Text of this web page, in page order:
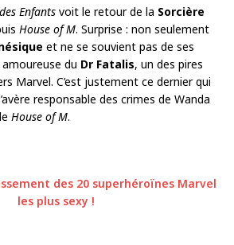
Enfants voit le retour de la Sorcière
House of M. Surprise : non seulement
et ne se souvient pas de ses
du Dr Fatalis, un des pires
Marvel. C’est justement ce dernier qui
responsable des crimes de Wanda
House of M.
des 20 superhéroïnes Marvel
les plus sexy !